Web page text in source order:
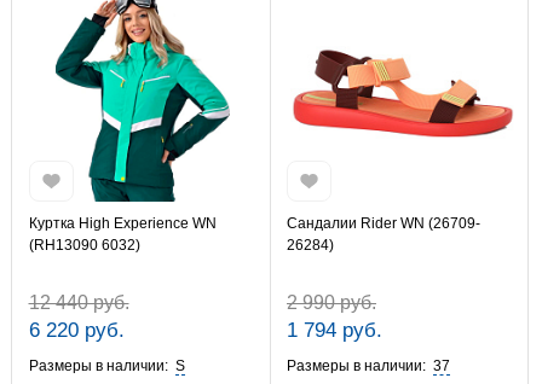
Куртка High Experience WN
(RH13090 6032)
12 440 руб.
6 220 руб.
Размеры в наличии: S
Сандалии Rider WN (26709-
26284)
2 990 руб.
1 794 руб.
Размеры в наличии: 37